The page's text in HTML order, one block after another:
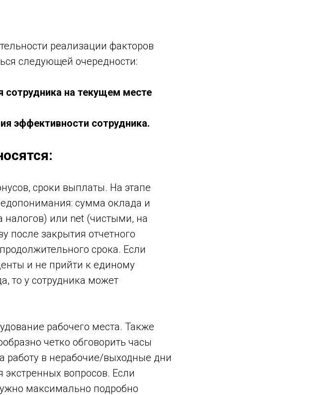
реализации факторов
следующей очередности:
сотрудника на текущем месте
эффективности сотрудника.
сроки выплаты. На этапе
сумма оклада и
налогов) или net (чистыми, на
после закрытия отчетного
срока. Если
и не прийти к единому
то у сотрудника может
рабочего места. Также
четко обговорить часы
работу в нерабочие/выходные дни
вопросов. Если
максимально подробно